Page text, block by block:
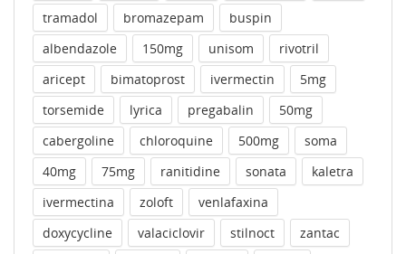
tramadol
bromazepam
buspin
albendazole
150mg unisom
rivotril
aricept
bimatoprost ivermectin
5mg
torsemide
lyrica pregabalin
50mg
cabergoline
chloroquine 500mg
soma
40mg
75mg ranitidine sonata
kaletra
ivermectina
zoloft
venlafaxina
doxycycline
valaciclovir stilnoct
zantac